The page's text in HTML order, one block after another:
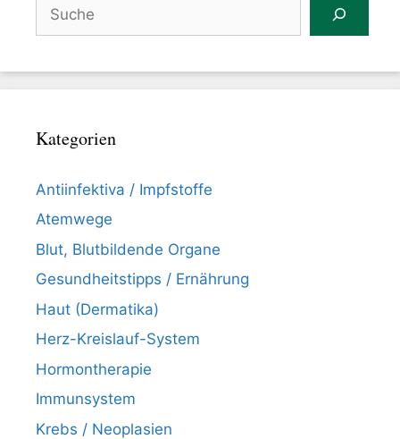
Kategorien
Antiinfektiva / Impfstoffe
Atemwege
Blut, Blutbildende Organe
Gesundheitstipps / Ernährung
Haut (Dermatika)
Herz-Kreislauf-System
Hormontherapie
Immunsystem
Krebs / Neoplasien